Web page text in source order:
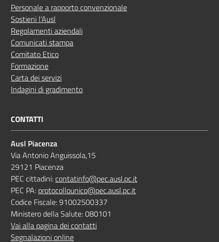
Personale a rapporto convenzionale
Sostieni l’Ausl
Regolamenti aziendali
Comunicati stampa
Comitato Etico
Formazione
Carta dei servizi
Indagini di gradimento
CONTATTI
Ausl Piacenza
Via Antonio Anguissola,15
29121 Piacenza
PEC cittadini:contatinfo@pec.ausl.pc.it
PEC PA: protocollounico@pec.ausl.pc.it
Codice Fiscale: 91002500337
Ministero della Salute: 080101
Vai alla pagina dei contatti
Segnalazioni online